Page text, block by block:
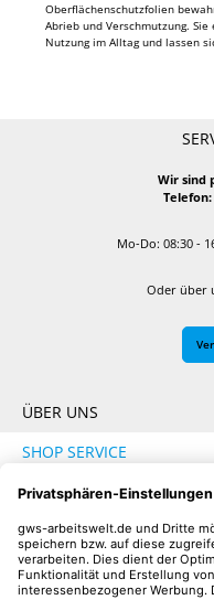
Oberflächenschutzfolien
Abrieb und Verschmutzung.
Nutzung im Alltag und lassen
Wir sind
Telefon:
Mo-Do: 08:30 -
Oder über
ÜBER UNS
SHOP SERVICE
INFORMATION
SICHER EINKAUFEN
UNSERE COMMUNITIES